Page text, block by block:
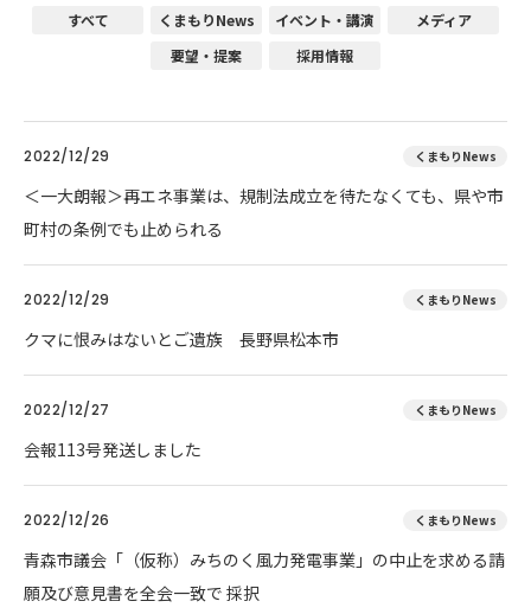
すべて くまもりNews イベント・講演
メディア
要望・提案
採用情報
2022/12/29 くまもりNews
＜一大朗報＞再エネ事業は、規制法成立を待たなくても、県や市
町村の条例でも止められる
2022/12/29 くまもりNews
クマに恨みはないとご遺族 長野県松本市
2022/12/27 くまもりNews
会報113号発送しました
2022/12/26 くまもりNews
青森市議会「（仮称）みちのく風力発電事業」の中止を求める請
願及び意見書を全会一致で 採択